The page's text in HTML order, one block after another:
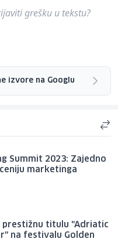
grešku u tekstu?
izvore na Googlu
Summit 2023: Zajedno
marketinga
prestižnu titulu "Adriatic
na festivalu Golden